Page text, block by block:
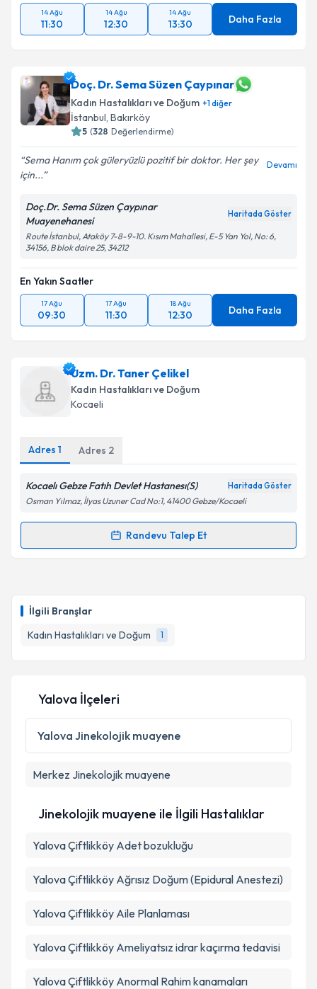
İlgili Branşlar
Kadın Hastalıkları ve Doğum
1
14 Ağu
11:30
14 Ağu
12:30
14 Ağu
13:30 Daha Fazla
Doç. Dr. Sema Süzen Çaypınar
Kadın Hastalıkları ve Doğum +1diğer
İstanbul, Bakırköy
5 (328 Değerlendirme)
Sema Hanım çok güleryüzlü pozitif bir doktor. Her şey
için...
Devamı
Doç.Dr. Sema Süzen Çaypınar
Muayenehanesi
Haritada Göster
Route İstanbul, Ataköy 7-8-9-10. Kısım Mahallesi, E-5 Yan Yol, No: 6,
34156, B blok daire 25, 34212
En Yakın Saatler
17 Ağu
09:30
17 Ağu
11:30
18 Ağu
12:30 Daha Fazla
Uzm. Dr. Taner Çelikel
Kadın Hastalıkları ve Doğum
Kocaeli
Adres 1 Adres 2
Kocaelı Gebze Fatıh Devlet Hastanesı(S) Haritada Göster
Osman Yılmaz, İlyas Uzuner Cad No:1, 41400 Gebze/Kocaeli
Randevu Talep Et
Randevu Takvimi Talebi
takvim hazırlandığında e-posta ile bilgilendireceğiz.
Kişisel verilerimin işlenmesine ilişkinAydınlatma
Metni
'ni okudum ve kişisel verilerimin belirtilen
kapsamda işlenmesini kabul ediyorum.
Yalova İlçeleri
Yalova Jinekolojik muayene
Merkez Jinekolojik muayene
Jinekolojik muayene ile İlgili Hastalıklar
Yalova Çiftlikköy Adet bozukluğu
Yalova Çiftlikköy Ağrısız Doğum (Epidural Anestezi)
Yalova Çiftlikköy Aile Planlaması
Yalova Çiftlikköy Ameliyatsız idrar kaçırma tedavisi
Yalova Çiftlikköy Anormal Rahim kanamaları